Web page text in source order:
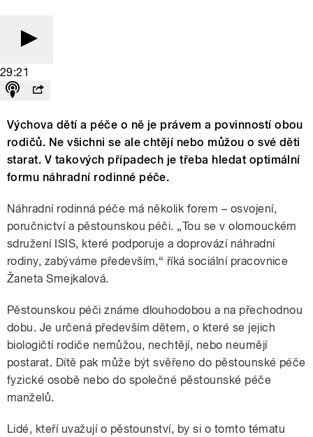
29:21
Výchova dětí a péče o ně je právem a povinností obou
rodičů. Ne všichni se ale chtějí nebo můžou o své děti
starat. V takových případech je třeba hledat optimální
formu náhradní rodinné péče.
Náhradní rodinná péče má několik forem – osvojení,
poručnictví a pěstounskou péči. „Tou se v olomouckém
sdružení ISIS, které podporuje a doprovází náhradní
rodiny, zabýváme především,“ říká sociální pracovnice
Žaneta Smejkalová.
Pěstounskou péči známe dlouhodobou a na přechodnou
dobu. Je určená především dětem, o které se jejich
biologičtí rodiče nemůžou, nechtějí, nebo neumějí
postarat. Dítě pak může být svěřeno do pěstounské péče
fyzické osobě nebo do společné pěstounské péče
manželů.
Lidé, kteří uvažují o pěstounství, by si o tomto tématu